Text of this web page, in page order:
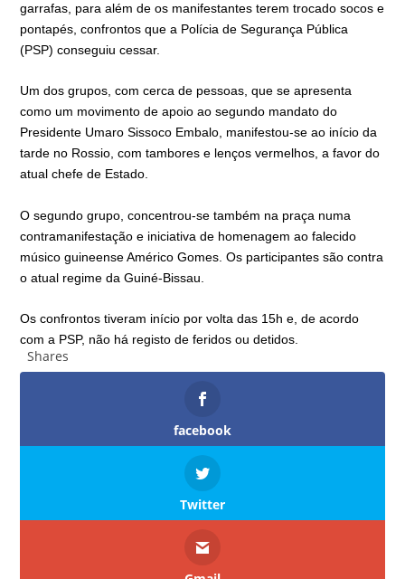
garrafas, para além de os manifestantes terem trocado socos e
pontapés, confrontos que a Polícia de Segurança Pública
(PSP) conseguiu cessar.
Um dos grupos, com cerca de pessoas, que se apresenta
como um movimento de apoio ao segundo mandato do
Presidente Umaro Sissoco Embalo, manifestou-se ao início da
tarde no Rossio, com tambores e lenços vermelhos, a favor do
atual chefe de Estado.
O segundo grupo, concentrou-se também na praça numa
contramanifestação e iniciativa de homenagem ao falecido
músico guineense Américo Gomes. Os participantes são contra
o atual regime da Guiné-Bissau.
Os confrontos tiveram início por volta das 15h e, de acordo
com a PSP, não há registo de feridos ou detidos.
Shares
facebook
Twitter